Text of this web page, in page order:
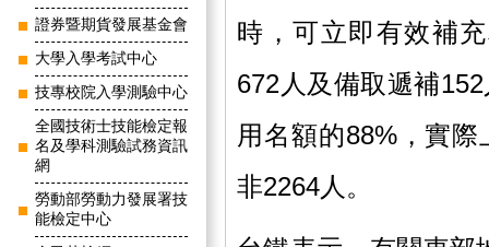
證券暨期貨發展基金會
大學入學考試中心
技專校院入學測驗中心
全國技術士技能檢定報
名及學科測驗試務資訊
網
勞動部勞動力發展署技
能檢定中心
時，可立即有效補
672人及備取遞補
用名額的88%，實
非2264人。